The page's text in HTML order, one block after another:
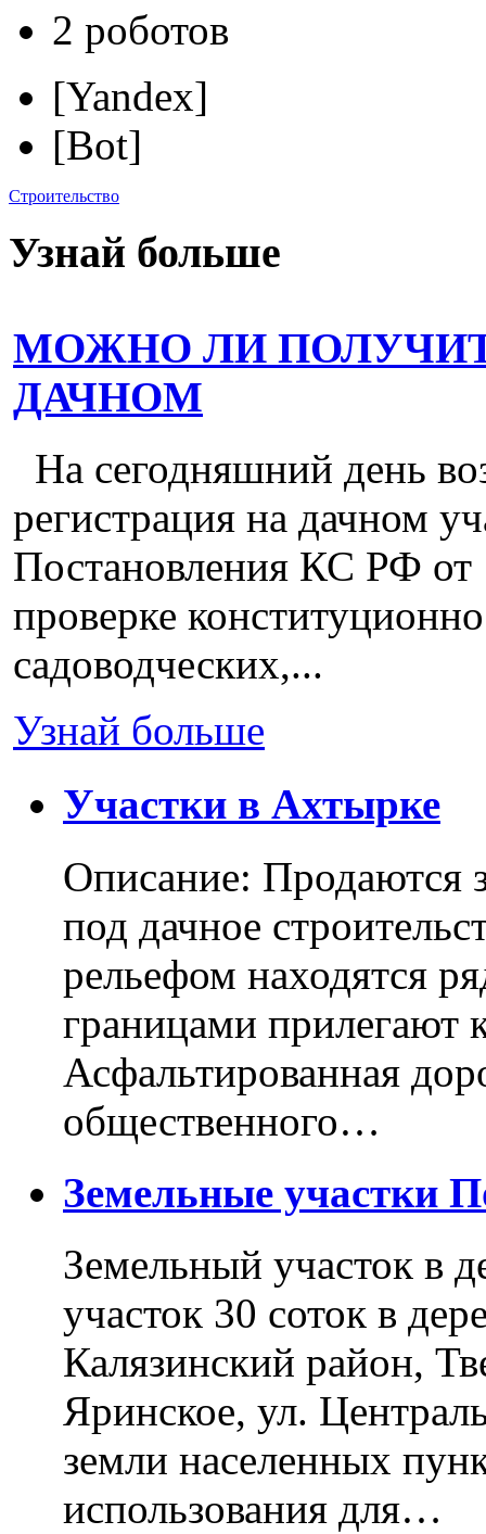
2 роботов
[Yandex]
[Bot]
Строительство
Узнай больше
МОЖНО ЛИ
ДАЧНОМ
На сегодняшний день
регистрация на дачном
Постановления КС РФ
проверке
садоводческих,...
Узнай больше
Участки в Ахтырке
Описание: Продаются
под дачное
рельефом находятся
границами прилегают
Асфальтированная
общественного…
Земельные участки
Земельный участок в
участок 30 соток в
Калязинский район,
Яринское, ул.
земли населенных
использования для…